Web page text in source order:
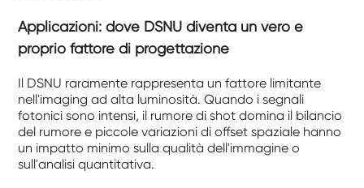
Applicazioni: dove DSNU diventa un vero e
proprio fattore di progettazione
Il DSNU raramente rappresenta un fattore limitante
nell'imaging ad alta luminosità. Quando i segnali
fotonici sono intensi, il rumore di shot domina il bilancio
del rumore e piccole variazioni di offset spaziale hanno
un impatto minimo sulla qualità dell'immagine o
sull'analisi quantitativa.